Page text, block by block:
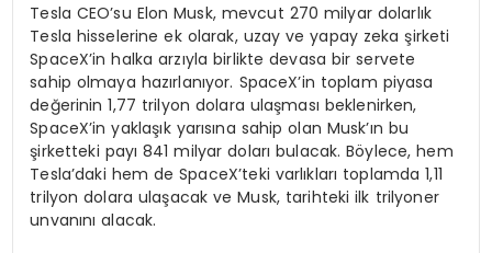
Tesla CEO’su Elon Musk, mevcut 270 milyar dolarlık
Tesla hisselerine ek olarak, uzay ve yapay zeka şirketi
SpaceX’in halka arzıyla birlikte devasa bir servete
sahip olmaya hazırlanıyor. SpaceX’in toplam piyasa
değerinin 1,77 trilyon dolara ulaşması beklenirken,
SpaceX’in yaklaşık yarısına sahip olan Musk’ın bu
şirketteki payı 841 milyar doları bulacak. Böylece, hem
Tesla’daki hem de SpaceX’teki varlıkları toplamda 1,11
trilyon dolara ulaşacak ve Musk, tarihteki ilk trilyoner
unvanını alacak.